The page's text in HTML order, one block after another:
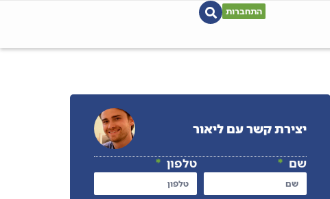
התחברות
יצירת קשר עם ליאור
שם טלפון